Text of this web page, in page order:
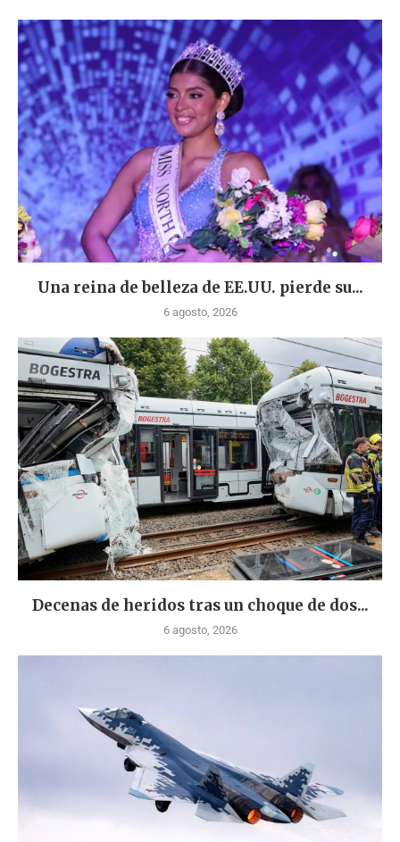
Una reina de belleza de EE.UU. pierde su...
6 agosto, 2026
Decenas de heridos tras un choque de dos...
6 agosto, 2026